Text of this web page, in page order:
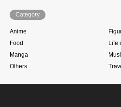
Category
Anime
Food
Life
Manga
Others